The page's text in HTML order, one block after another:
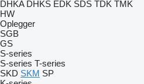
DHKA DHKS EDK SDS TDK TMK
HW
Oplegger
SGB
GS
S-series
S-series T-series
SKD SKM SP